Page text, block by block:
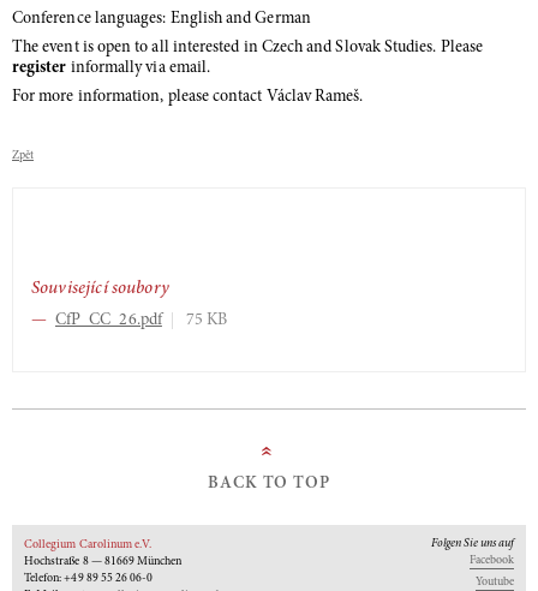
Conference languages: English and German
The event is open to all interested in Czech and Slovak Studies. Please
register informally via email.
For more information, please contact Václav Rameš.
Zpět
Související soubory
CfP_CC_26.pdf 75 KB
»
BACK TO TOP
Collegium Carolinum e.V.
Hochstraße 8 — 81669 München
Telefon: +49 89 55 26 06-0
Folgen Sie uns auf
Facebook
Youtube